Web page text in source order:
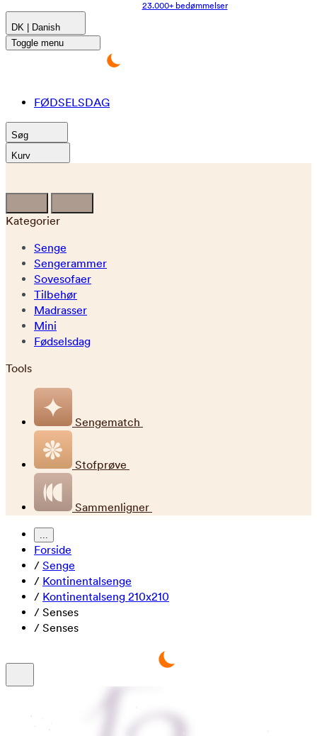
23.000+ bedømmelser
DK | Danish
Toggle menu
FØDSELSDAG
Søg
Kurv
Kategorier
Senge
Sengerammer
Sovesofaer
Tilbehør
Madrasser
Mini
Fødselsdag
Tools
Sengematch
Stofprøve
Sammenligner
...
Forside
/ Senge
/ Kontinentalsenge
/ Kontinentalseng 210x210
/ Senses
/ Senses